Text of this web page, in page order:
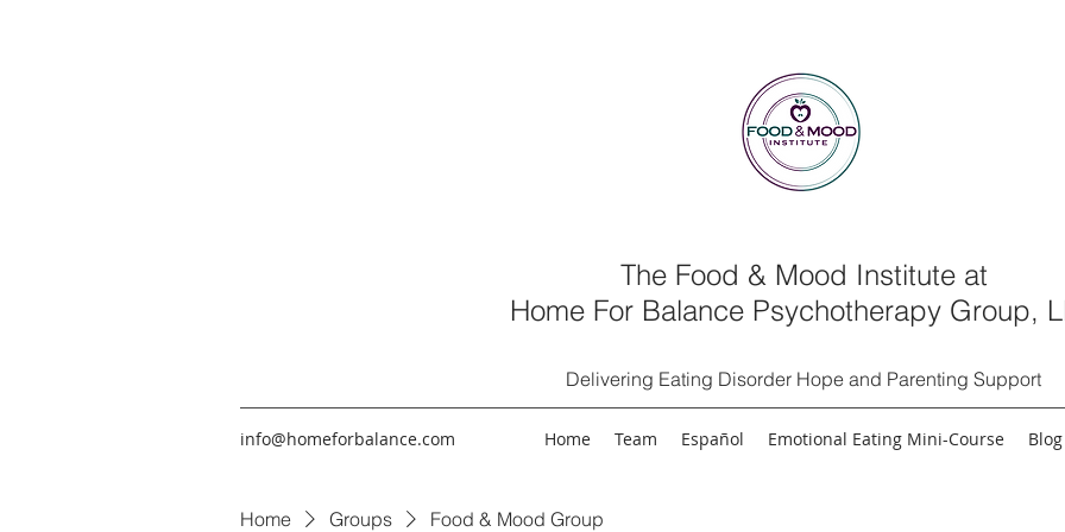
The Food & Mood Institute at
Home For Balance Psychotherapy Group,
Delivering Eating Disorder Hope and Parenting Support
info@homeforbalance.com Home Team Español Emotional Eating Mini-Course Blog
Home Groups Food & Mood Group